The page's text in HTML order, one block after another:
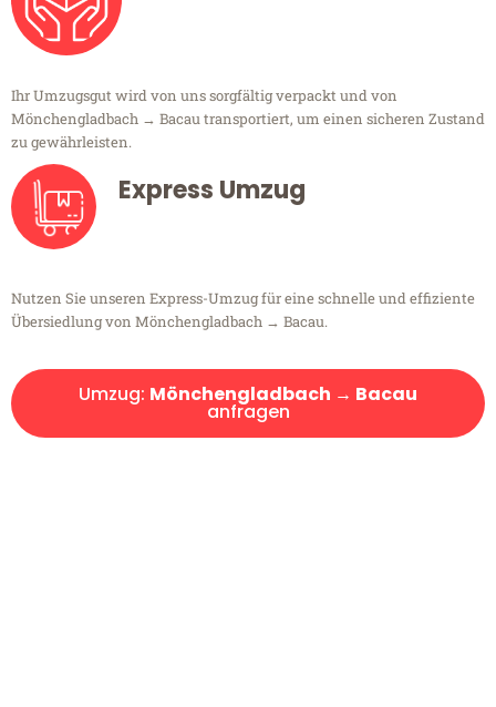
Ihr Umzugsgut wird von uns sorgfältig verpackt und von
Mönchengladbach → Bacau transportiert, um einen sicheren Zustand
zu gewährleisten.
Express Umzug
Nutzen Sie unseren Express-Umzug für eine schnelle und effiziente
Übersiedlung von Mönchengladbach → Bacau.
Umzug: Mönchengladbach → Bacau
anfragen